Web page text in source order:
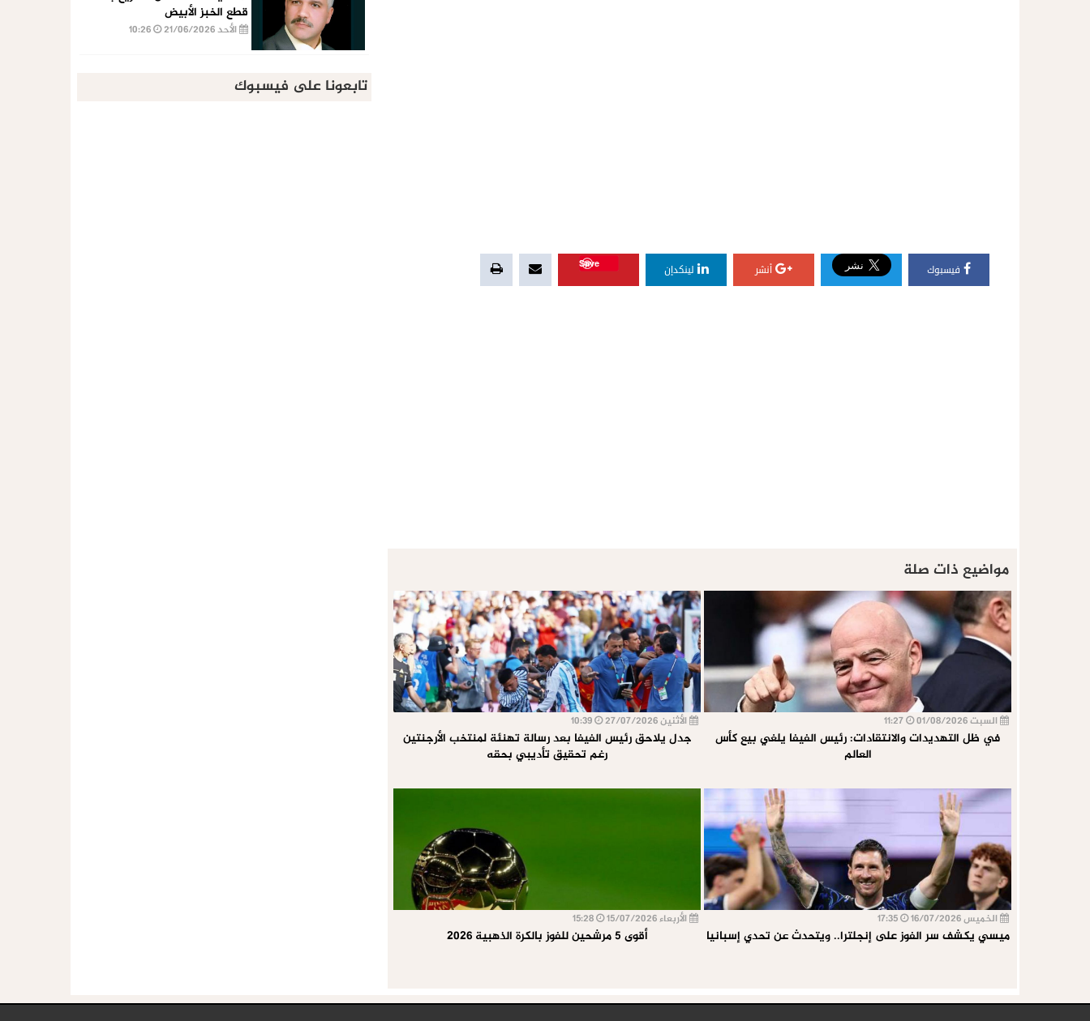
فيسبوك أنشر لينكدإن
Save
مواضيع ذات صلة
السبت 01/08/2026
في ظل التهديدات والانتقادات: رئيس الفيفا يلغي بيع كأس
العالم
الأثنين 27/07/2026
جدل يلاحق رئيس الفيفا بعد رسالة تهنئة لمنتخب الأرجنتين
رغم تحقيق تأديبي بحقه
الخميس 16/07/2026
ميسي يكشف سر الفوز على إنجلترا.. ويتحدث عن تحدي إسبانيا
الأربعاء 15/07/2026
أقوى 5 مرشحين للفوز بالكرة الذهبية 2026
قطع الخبز الأبيض
الأحد 21/06/2026
تابعونا على فيسبوك